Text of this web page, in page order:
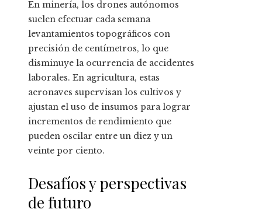
En minería, los drones autónomos
suelen efectuar cada semana
levantamientos topográficos con
precisión de centímetros, lo que
disminuye la ocurrencia de accidentes
laborales. En agricultura, estas
aeronaves supervisan los cultivos y
ajustan el uso de insumos para lograr
incrementos de rendimiento que
pueden oscilar entre un diez y un
veinte por ciento.
Desafíos y perspectivas
de futuro